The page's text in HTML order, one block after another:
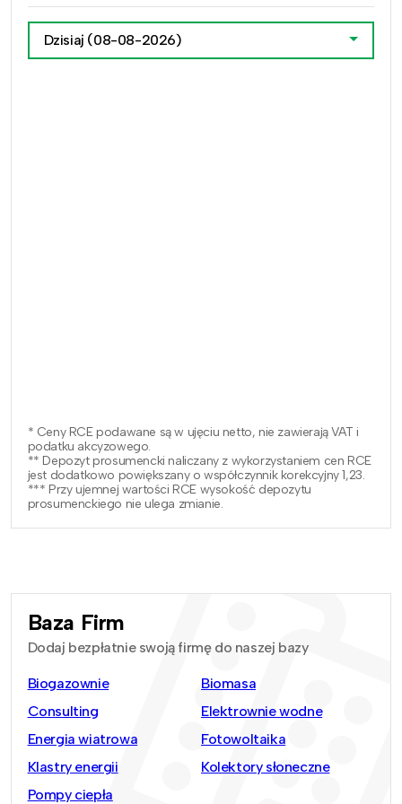
Dzisiaj (08-08-2026)
* Ceny RCE podawane są w ujęciu netto, nie zawierają VAT i
podatku akcyzowego.
** Depozyt prosumencki naliczany z wykorzystaniem cen RCE
jest dodatkowo powiększany o współczynnik korekcyjny 1,23.
*** Przy ujemnej wartości RCE wysokość depozytu
prosumenckiego nie ulega zmianie.
Baza Firm
Dodaj bezpłatnie swoją firmę do naszej bazy
Biogazownie
Biomasa
Consulting
Elektrownie wodne
Energia wiatrowa
Fotowoltaika
Klastry energii
Kolektory słoneczne
Pompy ciepła